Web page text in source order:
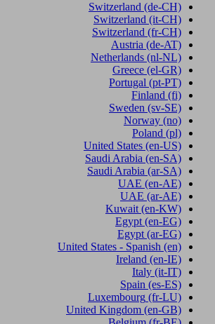
Switzerland (de-CH)
Switzerland (it-CH)
Switzerland (fr-CH)
Austria (de-AT)
Netherlands (nl-NL)
Greece (el-GR)
Portugal (pt-PT)
Finland (fi)
Sweden (sv-SE)
Norway (no)
Poland (pl)
United States (en-US)
Saudi Arabia (en-SA)
Saudi Arabia (ar-SA)
UAE (en-AE)
UAE (ar-AE)
Kuwait (en-KW)
Egypt (en-EG)
Egypt (ar-EG)
United States - Spanish (en)
Ireland (en-IE)
Italy (it-IT)
Spain (es-ES)
Luxembourg (fr-LU)
United Kingdom (en-GB)